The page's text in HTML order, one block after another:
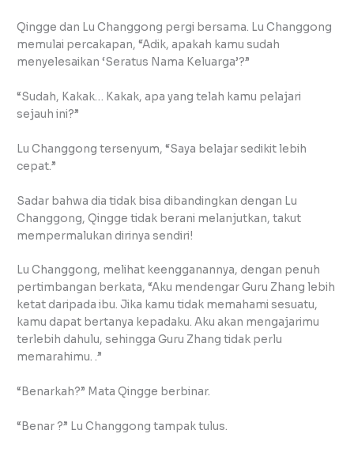
Qingge dan Lu Changgong pergi bersama. Lu Changgong
memulai percakapan, “Adik, apakah kamu sudah
menyelesaikan ‘Seratus Nama Keluarga’?”
“Sudah, Kakak… Kakak, apa yang telah kamu pelajari
sejauh ini?”
Lu Changgong tersenyum, “Saya belajar sedikit lebih
cepat.”
Sadar bahwa dia tidak bisa dibandingkan dengan Lu
Changgong, Qingge tidak berani melanjutkan, takut
mempermalukan dirinya sendiri!
Lu Changgong, melihat keengganannya, dengan penuh
pertimbangan berkata, “Aku mendengar Guru Zhang lebih
ketat daripada ibu. Jika kamu tidak memahami sesuatu,
kamu dapat bertanya kepadaku. Aku akan mengajarimu
terlebih dahulu, sehingga Guru Zhang tidak perlu
memarahimu. .”
“Benarkah?” Mata Qingge berbinar.
“Benar ?” Lu Changgong tampak tulus.